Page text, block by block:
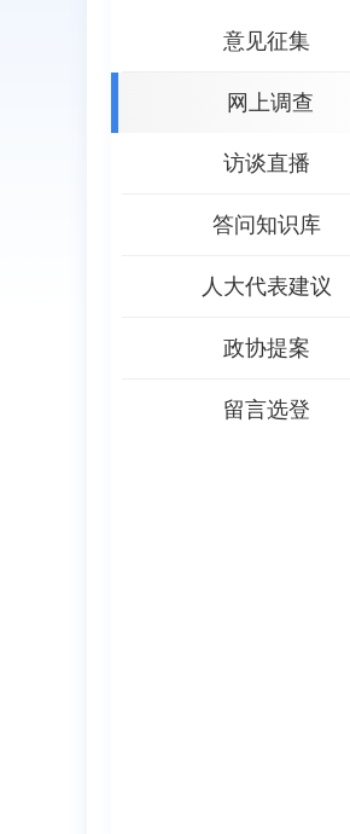
意见征集
网上调查
访谈直播
答问知识库
人大代表建议
政协提案
留言选登